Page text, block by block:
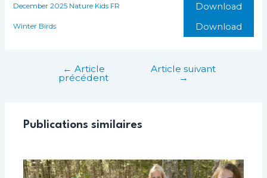
December 2025 Nature Kids FR Download
Winter Birds Download
navigation
← Article
précédent
Article suivant
→
Publications similaires